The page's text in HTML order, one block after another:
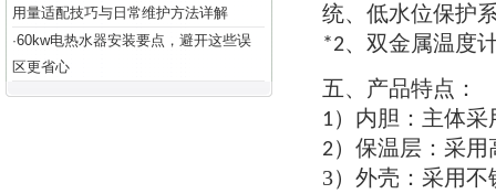
用量适配技巧与日常维护方法详解
·60kw电热水器安装要点，避开这些误
区更省心
统、 低水位保护
*2、 双金属温度
五、 产品特点 ：
1） 内胆 ： 主体采
2） 保温层 ： 采用
3） 外壳 ： 采用不